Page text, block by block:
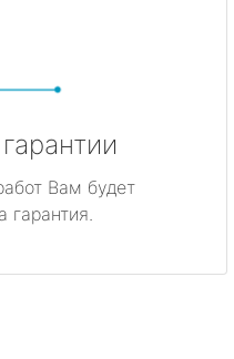
Вам будет
гарантия.